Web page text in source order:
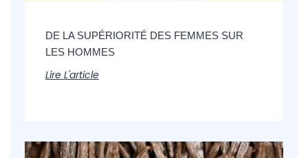
DE LA SUPÉRIORITÉ DES FEMMES SUR
LES HOMMES
Lire L'article